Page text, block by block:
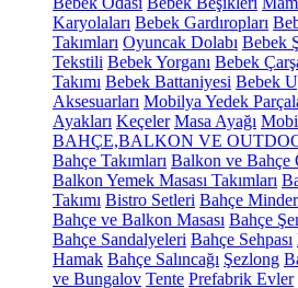
Karyolaları Bebek Gardıropları
Takımları Oyuncak Dolabı Bebek
Tekstili Bebek Yorganı Bebek
Takımı Bebek Battaniyesi Bebek
Aksesuarları Mobilya Yedek
Ayakları Keçeler Masa Ayağı
BAHÇE,BALKON VE
Bahçe Takımları Balkon ve Bahçe
Balkon Yemek Masası Takımları
Takımı Bistro Setleri Bahçe
Bahçe ve Balkon Masası Bahçe
Bahçe Sandalyeleri Bahçe Sehpası
Hamak Bahçe Salıncağı Şezlong
ve Bungalov Tente Prefabrik Evler